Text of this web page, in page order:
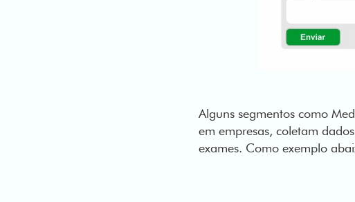
Alguns segmentos como
em empresas, coletam
exames. Como exemplo